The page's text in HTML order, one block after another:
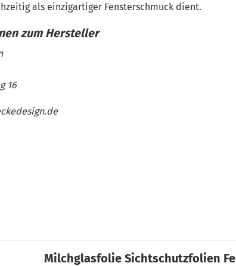
als einzigartiger Fensterschmuck dient.
16
Milchglasfolie Sichtschutzfolien